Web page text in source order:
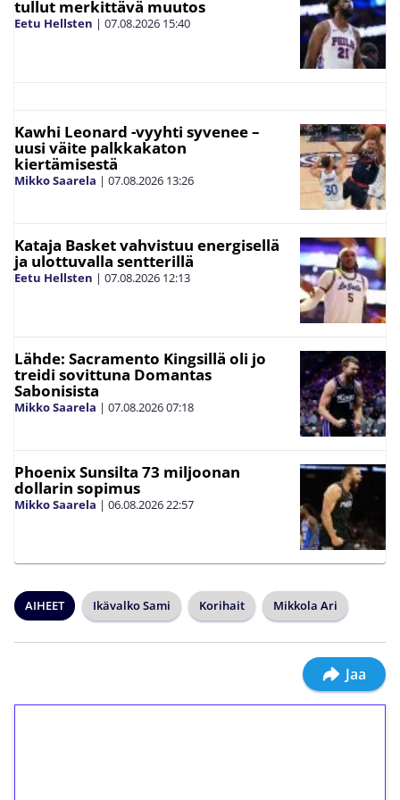
tullut merkittävä muutos
Eetu Hellsten | 07.08.2026 15:40
Kawhi Leonard -vyyhti syvenee –
uusi väite palkkakaton
kiertämisestä
Mikko Saarela | 07.08.2026 13:26
Kataja Basket vahvistuu energisellä
ja ulottuvalla sentterillä
Eetu Hellsten | 07.08.2026 12:13
Lähde: Sacramento Kingsillä oli jo
treidi sovittuna Domantas
Sabonisista
Mikko Saarela | 07.08.202607:18
Phoenix Sunsilta 73 miljoonan
dollarin sopimus
Mikko Saarela | 06.08.202622:57
AIHEET Ikävalko Sami Korihait Mikkola Ari
Jaa